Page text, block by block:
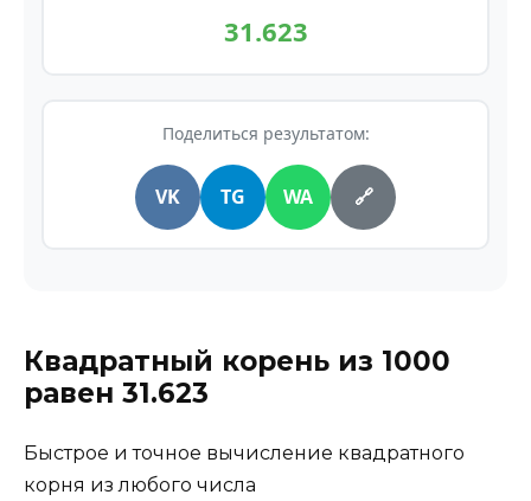
31.623
Поделиться результатом:
VK TG WA 🔗
Квадратный корень из 1000
равен 31.623
Быстрое и точное вычисление квадратного
корня из любого числа